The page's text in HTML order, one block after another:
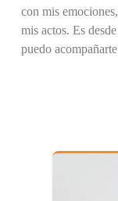
con mis
mis actos. Es
puedo